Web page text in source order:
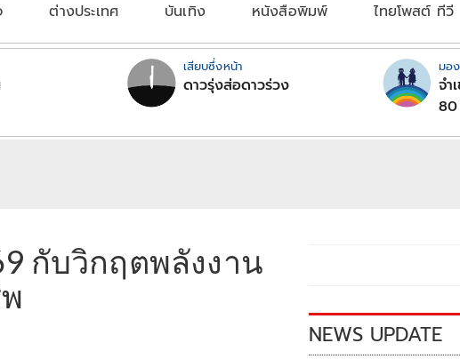
ต่างประเทศ บันเทิง หนังสือพิมพ์ ไทยโพสต์ ทีวี
เสียบซึ่งหน้า
ดาวรุ่งส่อดาวร่วง
มอ
จำ
กับวิกฤตพลังงาน
NEWS UPDATE